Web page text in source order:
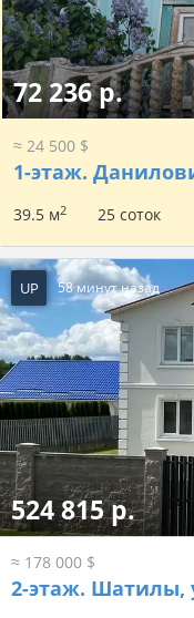
72 236 р.
≈ 24 500 $
1-этаж.
39.5 м2 25 соток
UP 58 минут назад
524 815 р.
≈ 178 000 $
2-этаж. Шатилы,